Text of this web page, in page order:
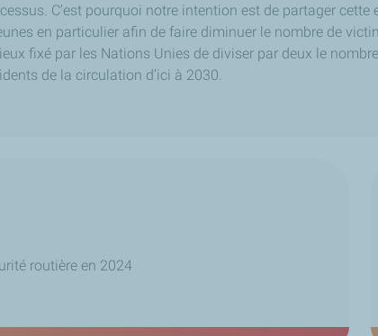
C’est pourquoi notre intention est de partager cette
en particulier afin de faire diminuer le nombre de
fixé par les Nations Unies de diviser par deux le
de la circulation d’ici à 2030.
routière en 2024